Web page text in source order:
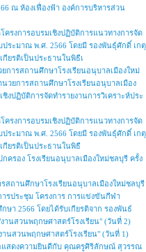
ณ ห้องเฟื่องฟ้า องค์การบริหารส่วน
ครงการอบรมเชิงปฏิบัติการแนวทางการจัด
ระมาณ พ.ศ. 2566 โดยมี รองพันธ์ุศักดิ์ เกตุ
ยรติเป็นประธานในพิธีเ
การสถานศึกษาโรงเรียนอนุบาลเมืองใหม่
วยการสถานศึกษาโรงเรียนอนุบาลเมือง
งปฏิบัติการจัดทำรายงานการวิเคราะห์ประ
ครงการอบรมเชิงปฏิบัติการแนวทางการจัด
ระมาณ พ.ศ. 2566 โดยมี รองพันธ์ุศักดิ์ เกตุ
กียรติเป็นประธานในพิธี
ครอง โรงเรียนอนุบาลเมืองใหม่ชลบุรี ครั้ง
สถานศึกษาโรงเรียนอนุบาลเมืองใหม่ชลบุรี
รประชุม โครงการ การแข่งขันกีฬา
ษา 2566 โดยได้รับเกียรติจาก รองพันธ์
านสวนพฤกษศาสตร์โรงเรียน" (วันที่ 2)
านสวนพฤกษศาสตร์โรงเรียน" (วันที่ 1)
แสดงความยินดีกับ คุณครูศิริลักษณ์ สุวรรณ